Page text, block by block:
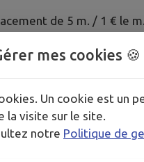
de 5 m. / 1 € le
RESTAURATION
au 06 33 45 46 24
Mairie de Chamberet
mes cookies 🍪
Un cookie est un
la visite sur le site.
notre Politique de